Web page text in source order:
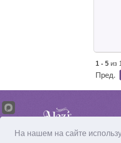
1 - 5 из
Пред.
@ 2010-
Соглашение об
На нашем на сайте